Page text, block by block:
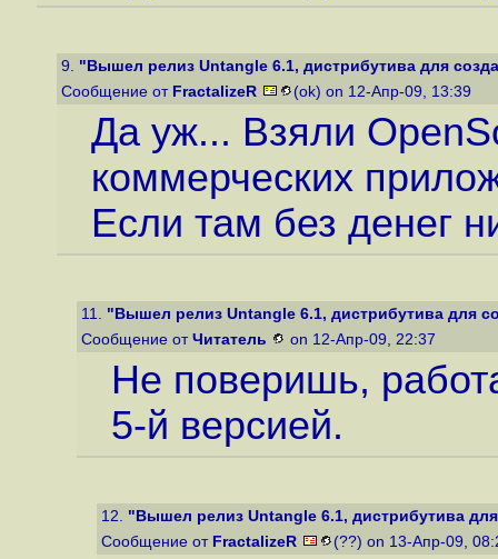
9. "Вышел релиз Untangle 6.1, дистрибутива для
Сообщение от FractalizeR (ok) on 12-Апр-09, 13:39
Да уж... Взяли
коммерческих
Если там без денег
11. "Вышел релиз Untangle 6.1, дистрибутива для
Сообщение от Читатель on 12-Апр-09, 22:37
Не поверишь,
5-й версией.
12. "Вышел релиз Untangle 6.1, дистрибутива
Сообщение от FractalizeR (??) on 13-Апр-09,